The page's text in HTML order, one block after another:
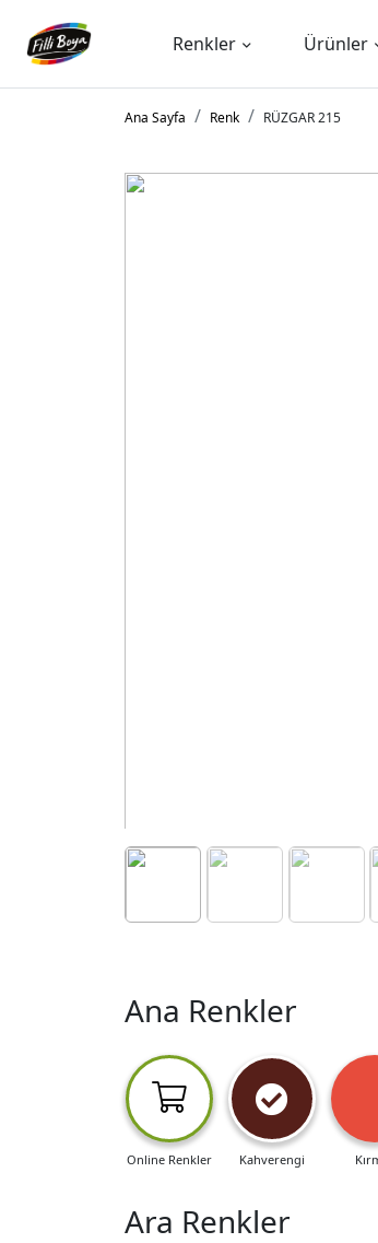
Renkler Ürünler
Ana Sayfa Renk RÜZGAR 215
Ana Renkler
Online Renkler Kahverengi
Ara Renkler